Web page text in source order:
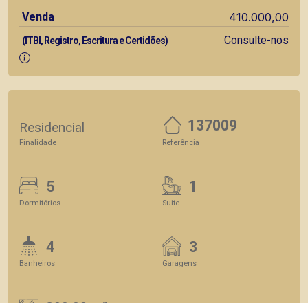
Venda 410.000,00
(ITBI, Registro, Escritura e Certidões) Consulte-nos
Residencial
Finalidade
137009
Referência
5
Dormitórios
1
Suite
4
Banheiros
3
Garagens